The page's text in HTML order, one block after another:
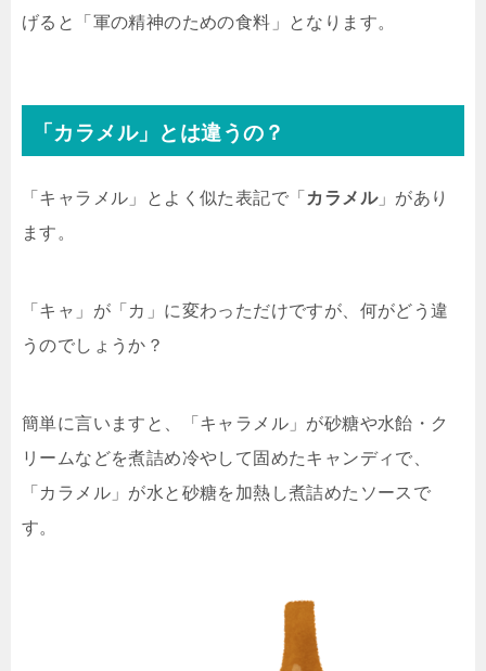
げると「軍の精神のための食料」となります。
「カラメル」とは違うの？
「キャラメル」とよく似た表記で「 カラメル」があり
ます。
「キャ」が「カ」に変わっただけですが、何がどう違
うのでしょうか？
簡単に言いますと、「キャラメル」が砂糖や水飴・ク
リームなどを煮詰め冷やして固めたキャンディで、
「カラメル」が水と砂糖を加熱し煮詰めたソースで
す。